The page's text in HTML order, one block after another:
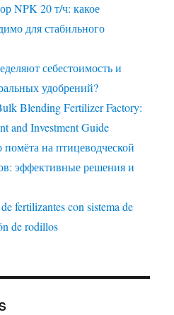
NPK 20 т/ч: какое
для стабильного
себестоимость и
удобрений?
Blending Fertilizer Factory:
and Investment Guide
на птицеводческой
эффективные решения и
fertilizantes con sistema de
de rodillos